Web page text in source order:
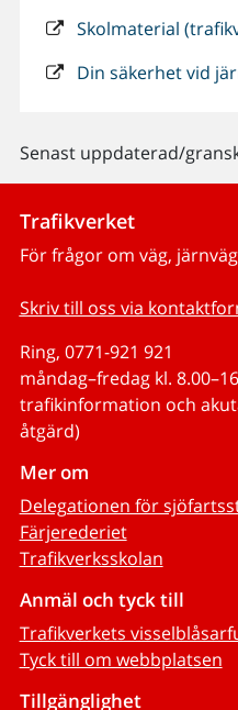
Skolmaterial
Din säkerhet vid
Senast uppdaterad/
Trafikverket
För frågor om väg,
Skriv till oss via
Ring, 0771-921 921
måndag–fredag kl.
trafikinformation och
åtgärd)
Mer om
Delegationen för
Färjerederiet
Trafikverksskolan
Anmäl och tyck till
Trafikverkets
Tyck till om webbplatsen
Tillgänglighet